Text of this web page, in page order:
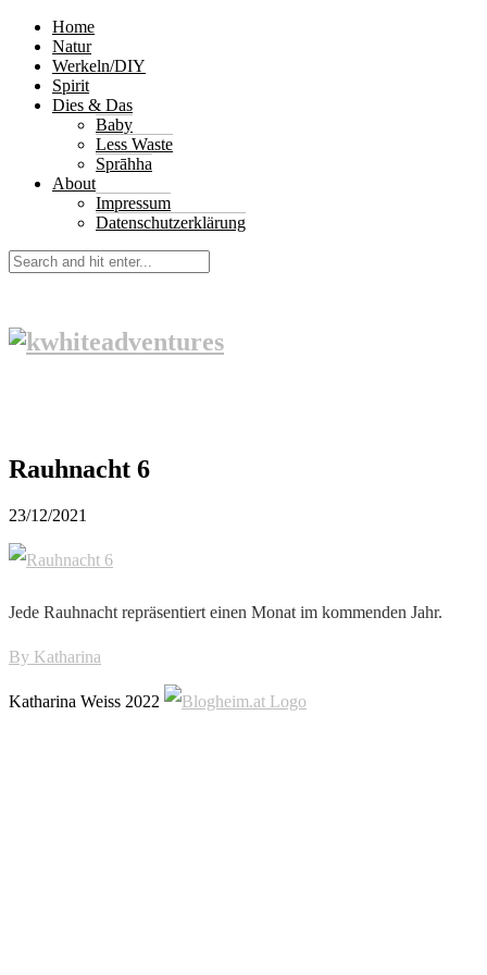
Home
Natur
Werkeln/DIY
Spirit
Dies & Das
Baby
Less Waste
Sprāhha
About
Impressum
Datenschutzerklärung
Rauhnacht 6
23/12/2021
Jede Rauhnacht repräsentiert einen Monat im kommenden Jahr.
By Katharina
Katharina Weiss 2022